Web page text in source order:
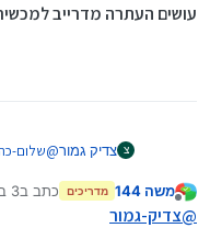
עושים העתרה מדרייב
צ צדיק גמור@שלום-
משה 144 מדריכים כתב ב3 בנוב׳ 2021, 22:52
נערך
@צדיק-גמור